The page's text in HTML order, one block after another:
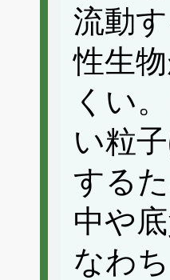
流動
性生
くい
い粒
する
中や
なわ